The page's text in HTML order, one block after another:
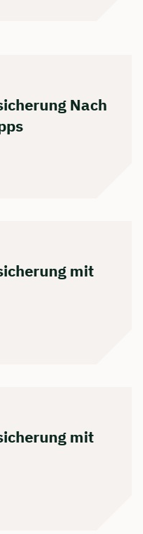
Nach
mit
mit